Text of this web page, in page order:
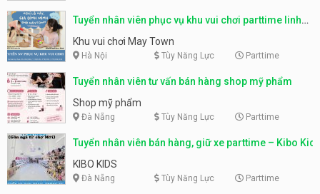
Tuyển nhân viên phục vụ khu vui chơi parttime linh
động
Khu vui chơi May Town
Hà Nội Tùy Năng Lực Parttime
Tuyển nhân viên tư vấn bán hàng shop mỹ phẩm
Shop mỹ phẩm
Đà Nẵng Tùy Năng Lực Parttime
Tuyển nhân viên bán hàng, giữ xe parttime – Kibo Kid
KIBO KIDS
Đà Nẵng Tùy Năng Lực Parttime